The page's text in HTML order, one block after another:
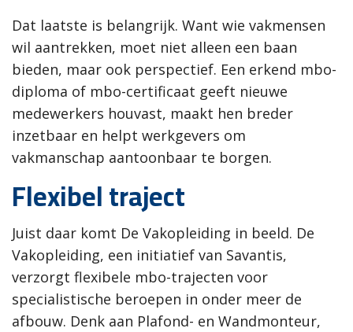
Dat laatste is belangrijk. Want wie vakmensen
wil aantrekken, moet niet alleen een baan
bieden, maar ook perspectief. Een erkend mbo-
diploma of mbo-certificaat geeft nieuwe
medewerkers houvast, maakt hen breder
inzetbaar en helpt werkgevers om
vakmanschap aantoonbaar te borgen.
Flexibel traject
Juist daar komt De Vakopleiding in beeld. De
Vakopleiding, een initiatief van Savantis,
verzorgt flexibele mbo-trajecten voor
specialistische beroepen in onder meer de
afbouw. Denk aan Plafond- en Wandmonteur,